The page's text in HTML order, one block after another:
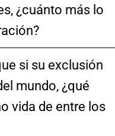
¿cuánto más lo
si su exclusión
mundo, ¿qué
vida de entre los